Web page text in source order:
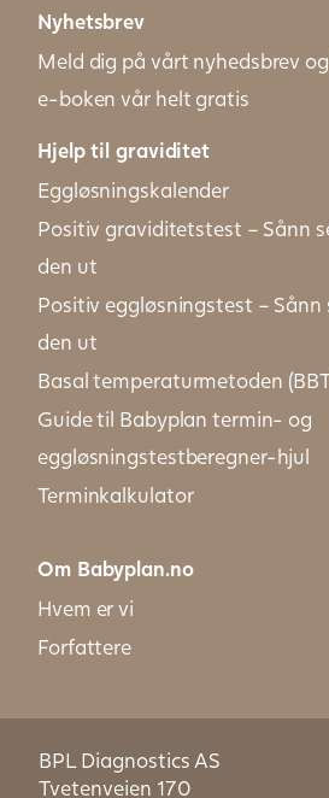
Nyhetsbrev
Meld dig på vårt nyhedsbrev
e-boken vår helt gratis
Hjelp til graviditet
Eggløsningskalender
Positiv graviditetstest – Sånn
den ut
Positiv eggløsningstest – Sånn
den ut
Basal temperaturmetoden
Guide til Babyplan termin- og
eggløsningstestberegner-hjul
Terminkalkulator
Om Babyplan.no
Hvem er vi
Forfattere
BPL Diagnostics AS
Tvetenveien 170